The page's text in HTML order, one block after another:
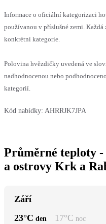
Informace o oficiální kategorizaci
používanou v příslušné zemi.
konkrétní kategorie.
Polovina hvězdičky uvedená ve
nadhodnocenou nebo
kategorií.
Kód nabídky: AHRRJK7JPA
Průměrné teploty
a ostrovy Krk a
Září
23°C den 17°C noc